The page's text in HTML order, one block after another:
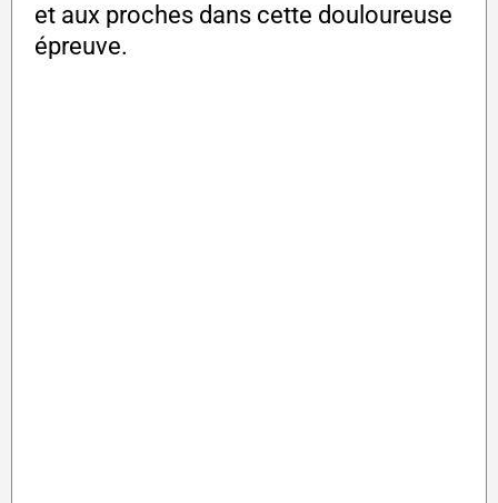
et aux proches dans cette douloureuse
épreuve.